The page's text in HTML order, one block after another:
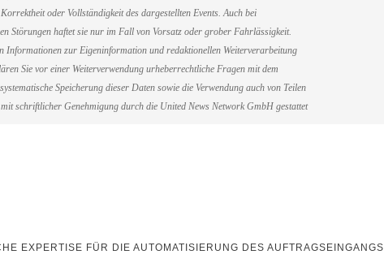
oder Vollständigkeit des dargestellten Events. Auch bei
Störungen haftet sie nur im Fall von Vorsatz oder grober Fahrlässigkeit.
Informationen zur Eigeninformation und redaktionellen Weiterverarbeitung
Sie vor einer Weiterverwendung urheberrechtliche Fragen mit dem
Speicherung dieser Daten sowie die Verwendung auch von Teilen
schriftlicher Genehmigung durch die United News Network GmbH gestattet
EXPERTISE FÜR DIE AUTOMATISIERUNG DES AUFTRAGSEINGANGS